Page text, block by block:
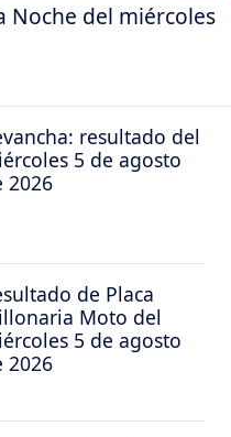
Noche del miércoles
resultado del
5 de agosto
2026
de Placa
Moto del
5 de agosto
2026